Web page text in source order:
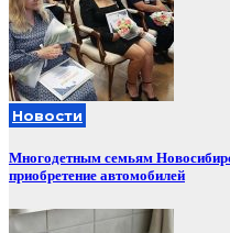
Новости
Многодетным семьям
приобретение автомобилей